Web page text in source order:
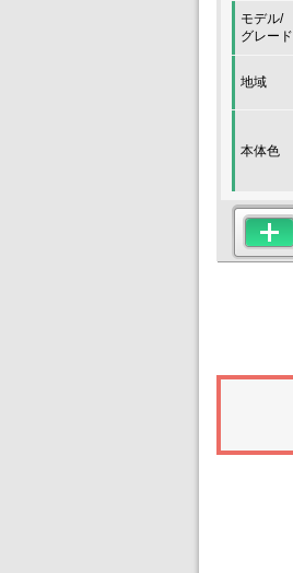
モデル/
グレード
地域
本体色